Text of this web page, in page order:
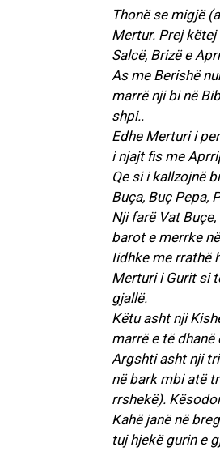
Thonë se migjë
Mertur. Prej këtej
Salcë, Brizë e
As me Berishë
marrë nji bi në
shpi..
Edhe Merturi i
i njajt fis me
Qe si i kallzojnë
Buça, Buç Pepa,
Nji farë Vat
barot e merrke
Iidhke me rrathë
Merturi i Gurit si
gjallë.
Këtu asht nji
marrë e të
Argshti asht nji
në bark mbi atë
rrshekë).
Kahë janë në
tuj hjekë gurin e